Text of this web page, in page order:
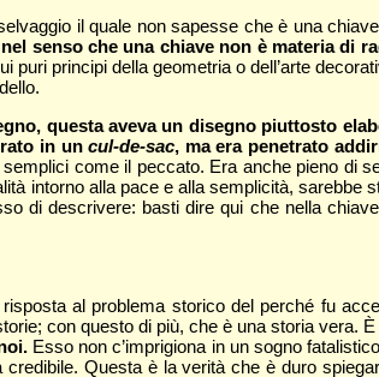
il quale non sapesse che è una
senso che una chiave non è materia di
principi della geometria o dell’arte
questa aveva un disegno piuttosto
in uncul-de-sac, ma era penetrato
come il peccato. Era anche pieno di
intorno alla pace e alla semplicità, sarebbe
di descrivere: basti dire qui che nella
al problema storico del perché fu
con questo di più, che è una storia vera.
Esso non c’imprigiona in un sogno
Questa è la verità che è duro